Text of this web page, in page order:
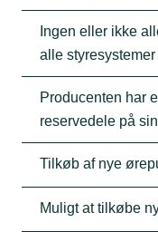
Ingen eller ikke
alle styresystemer
Producenten har
reservedele på
Tilkøb af nye
Muligt at tilkøbe